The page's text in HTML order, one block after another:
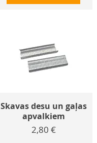
Skavas desu un gaļas
apvalkiem
Cena
2,80 €